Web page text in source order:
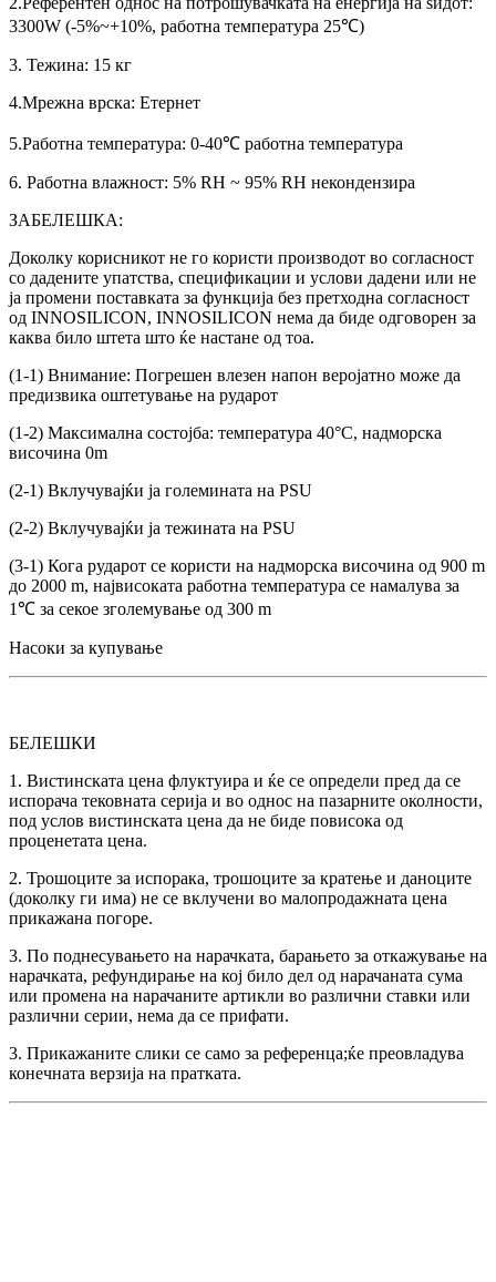
3300W (-5%~+10%, работна температура 25℃)
3. Тежина: 15 кг
4.Мрежна врска: Етернет
5.Работна температура: 0-40℃ работна температура
6. Работна влажност: 5% RH ~ 95% RH некондензира
ЗАБЕЛЕШКА:
Доколку корисникот не го користи производот во согласност
со дадените упатства, спецификации и услови дадени или не
ја промени поставката за функција без претходна согласност
од INNOSILICON, INNOSILICON нема да биде одговорен за
каква било штета што ќе настане од тоа.
(1-1) Внимание: Погрешен влезен напон веројатно може да
предизвика оштетување на рударот
(1-2) Максимална состојба: температура 40°C, надморска
височина 0m
(2-1) Вклучувајќи ја големината на PSU
(2-2) Вклучувајќи ја тежината на PSU
(3-1) Кога рударот се користи на надморска височина од 900 m
до 2000 m, највисоката работна температура се намалува за
1℃ за секое зголемување од 300 m
Насоки за купување
БЕЛЕШКИ
1. Вистинската цена флуктуира и ќе се определи пред да се
испорача тековната серија и во однос на пазарните околности,
под услов вистинската цена да не биде повисока од
проценетата цена.
2. Трошоците за испорака, трошоците за кратење и даноците
(доколку ги има) не се вклучени во малопродажната цена
прикажана погоре.
3. По поднесувањето на нарачката, барањето за откажување на
нарачката, рефундирање на кој било дел од нарачаната сума
или промена на нарачаните артикли во различни ставки или
различни серии, нема да се прифати.
3. Прикажаните слики се само за референца;ќе преовладува
конечната верзија на пратката.